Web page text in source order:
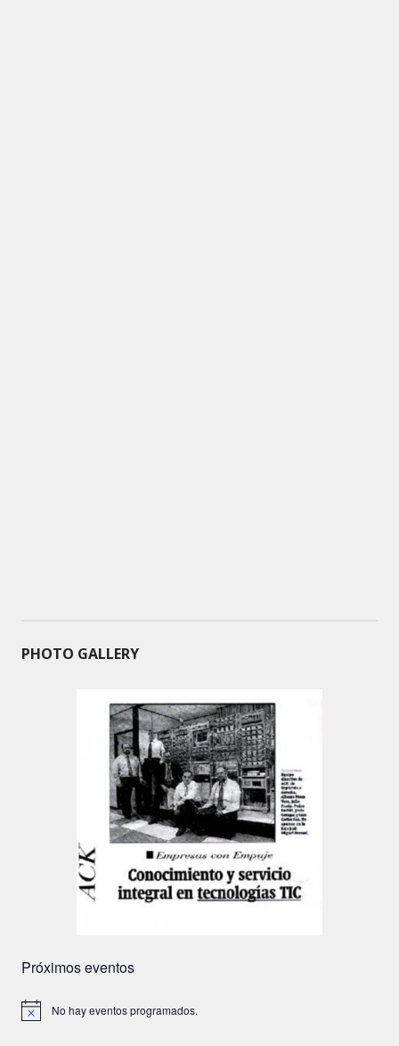
PHOTO GALLERY
Próximos eventos
No hay eventos programados.